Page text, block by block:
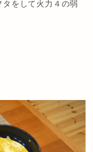
をして火力４の弱